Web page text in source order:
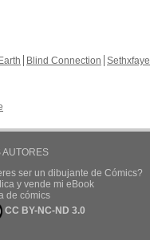
Blind Connection Sethxfaye
AUTORES
ser un dibujante de Cómics?
y vende mi eBook
de cómics
CC BY-NC-ND 3.0